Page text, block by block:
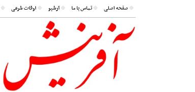
صفحه اصلی تماس با ما آرشیو اوقات شرعی